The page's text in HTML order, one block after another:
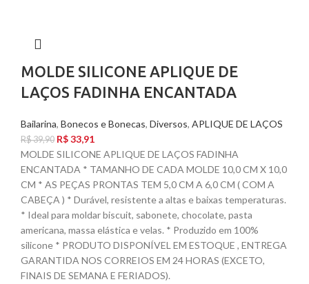
MOLDE SILICONE APLIQUE DE
LAÇOS FADINHA ENCANTADA
Bailarina, Bonecos e Bonecas, Diversos, APLIQUE DE LAÇOS
R$39,90 R$33,91
MOLDE SILICONE APLIQUE DE LAÇOS FADINHA
ENCANTADA * TAMANHO DE CADA MOLDE 10,0 CM X 10,0
CM * AS PEÇAS PRONTAS TEM 5,0 CM A 6,0 CM ( COM A
CABEÇA ) * Durável, resistente a altas e baixas temperaturas.
* Ideal para moldar biscuit, sabonete, chocolate, pasta
americana, massa elástica e velas. * Produzido em 100%
silicone * PRODUTO DISPONÍVEL EM ESTOQUE , ENTREGA
GARANTIDA NOS CORREIOS EM 24 HORAS (EXCETO,
FINAIS DE SEMANA E FERIADOS).